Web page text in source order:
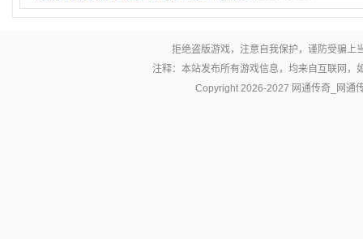
拒绝盗版游戏，注意自我保护，谨防受骗上
注释：本站发布所有游戏信息，均来自互联网
Copyright 2026-2027 网通传奇_网通